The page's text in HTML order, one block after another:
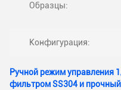
Образцы:
Конфигурация:
Ручной режим управления
фильтром SS304 и прочный